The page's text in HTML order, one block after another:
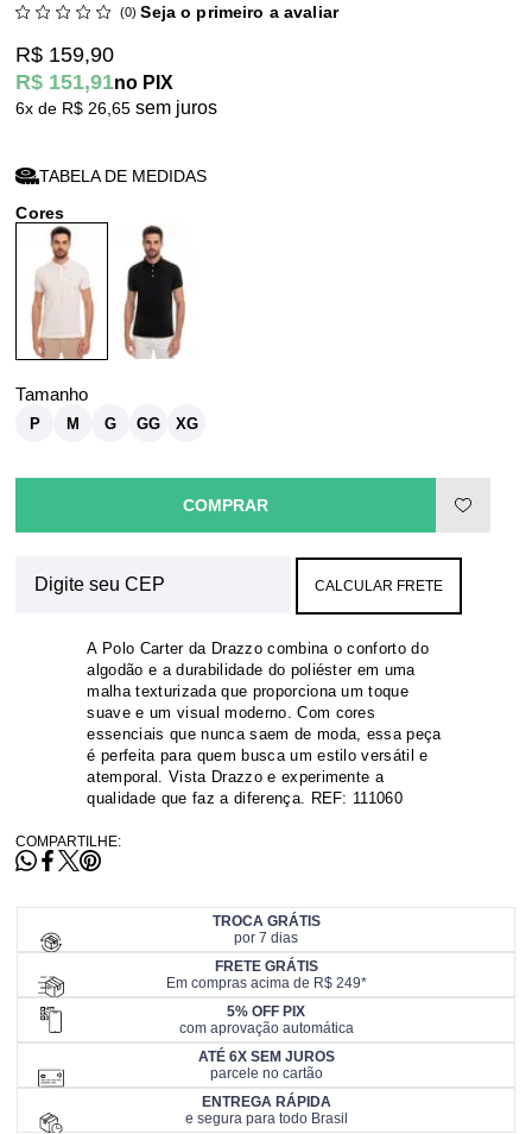
(0) Seja o primeiro a avaliar
R$ 151,91no PIX
R$ 159,90
6x R$ 26,65sem juros
TABELA DE MEDIDAS
P M G GG XG
COMPRAR
CALCULAR FRETE
A Polo Carter da Drazzo combina o conforto do
algodão e a durabilidade do poliéster em uma
malha texturizada que proporciona um toque
suave e um visual moderno. Com cores
essenciais que nunca saem de moda, essa peça
é perfeita para quem busca um estilo versátil e
atemporal. Vista Drazzo e experimente a
qualidade que faz a diferença. REF: 111060
COMPARTILHE:
TROCA GRÁTIS
por 7 dias
FRETE GRÁTIS
Em compras acima de R$ 249*
5% OFF PIX
com aprovação automática
ATÉ 6X SEM JUROS
parcele no cartão
ENTREGA RÁPIDA
e segura para todo Brasil